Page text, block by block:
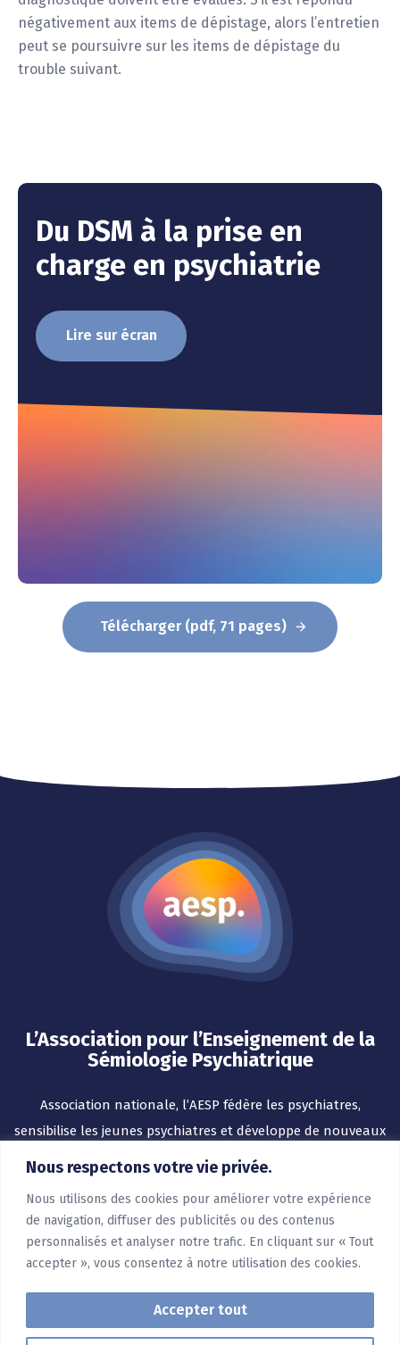
Nous respectons votre vie privée.
Nous utilisons des cookies pour améliorer votre expérience
de navigation, diffuser des publicités ou des contenus
personnalisés et analyser notre trafic. En cliquant sur « Tout
accepter », vous consentez à notre utilisation des cookies.
Accepter tout
négativement aux items de dépistage, alors l’entretien
peut se poursuivre sur les items de dépistage du
trouble suivant.
Du DSM à la prise en
charge en psychiatrie
Lire sur écran
Télécharger (pdf, 71 pages)
L’Association pour l’Enseignement de la
Sémiologie Psychiatrique
Association nationale, l’AESP fédère les psychiatres,
sensibilise les jeunes psychiatres et développe de nouveaux
outils pour l’enseignement.